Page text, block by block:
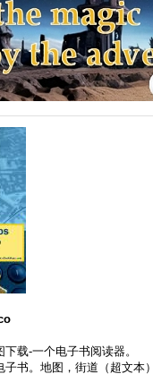
下载-一个电子书阅读器。
子书。地图，街道（超文本